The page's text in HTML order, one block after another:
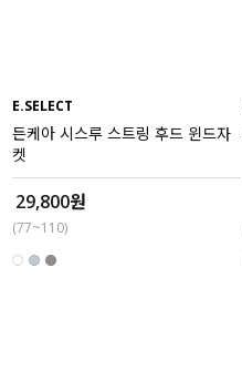
E.SELECT
든케아 시스루 스트링 후드 윈드자
켓
29,800원
(77~110)